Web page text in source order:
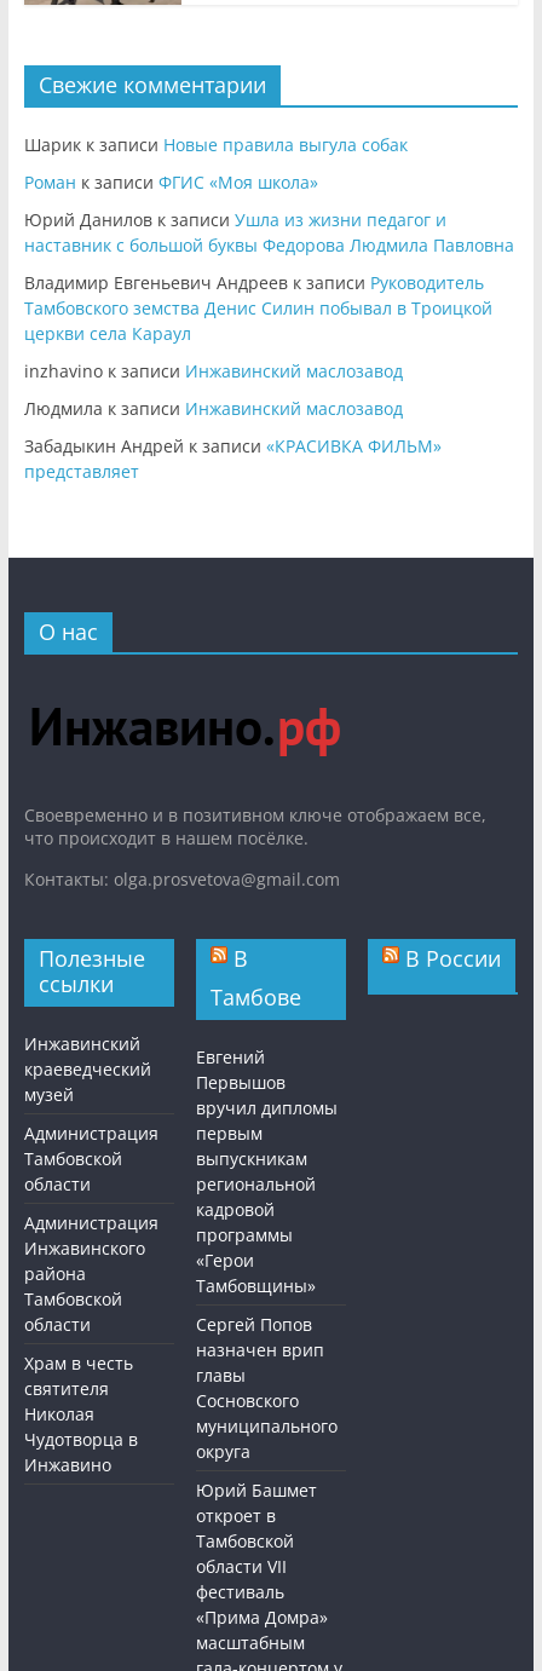
Свежие комментарии
Шарикк записи Новые правила выгула собак
Роман к записи ФГИС «Моя школа»
Юрий Даниловк записи Ушла из жизни педагог и
наставник с большой буквы Федорова Людмила Павловна
Владимир Евгеньевич Андреевк записи Руководитель
Тамбовского земства Денис Силин побывал в Троицкой
церкви села Караул
inzhavinoк записи Инжавинский маслозавод
Людмила к записи Инжавинский маслозавод
Забадыкин Андрей к записи «КРАСИВКА ФИЛЬМ»
представляет
О нас
Cвоевременно и в позитивном ключе отображаем все,
что происходит в нашем посёлке.
Контакты: olga.prosvetova@gmail.com
Полезные
ссылки
Инжавинский
краеведческий
музей
Администрация
Тамбовской
области
Администрация
Инжавинского
района
Тамбовской
области
Храм в честь
святителя
Николая
Чудотворца в
Инжавино
В
Тамбове
Евгений
Первышов
вручил дипломы
первым
выпускникам
региональной
кадровой
программы
«Герои
Тамбовщины»
Сергей Попов
назначен врип
главы
Сосновского
муниципального
округа
Юрий Башмет
откроет в
Тамбовской
области VII
фестиваль
«Прима Домра»
масштабным
В России